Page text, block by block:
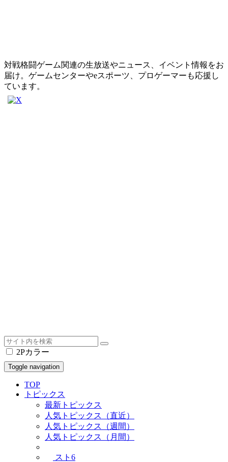
対戦格闘ゲーム関連の生放送やニュース、イベント情報をお
届け。ゲームセンターやeスポーツ、プロゲーマーも応援し
ています。
2Pカラー
Toggle navigation
TOP
トピックス
最新トピックス
人気トピックス（直近）
人気トピックス（週間）
人気トピックス（月間）
スト6